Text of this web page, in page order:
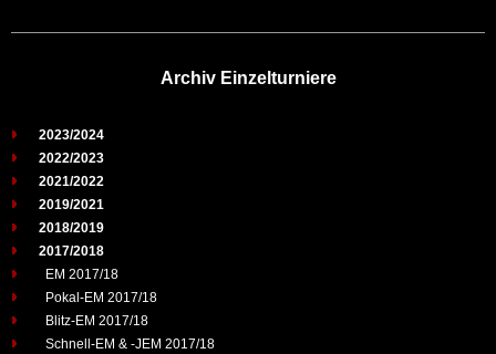
Archiv Einzelturniere
2023/2024
2022/2023
2021/2022
2019/2021
2018/2019
2017/2018
EM 2017/18
Pokal-EM 2017/18
Blitz-EM 2017/18
Schnell-EM & -JEM 2017/18